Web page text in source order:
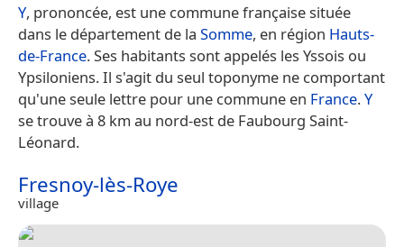
Y, prononcée, est une commune française située
dans le département de la Somme, en région Hauts-
de-France. Ses habitants sont appelés les Yssois ou
Ypsiloniens. Il s'agit du seul toponyme ne comportant
qu'une seule lettre pour une commune en France.Y
se trouve à 8 km au nord-est de Faubourg Saint-
Léonard.
Fresnoy-lès-Roye
village